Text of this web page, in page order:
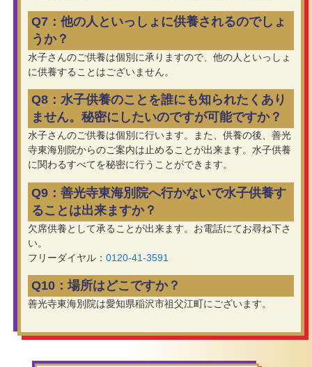
Q7：他の人といっしょに供養されるのでしょ
うか？
水子さんのご供養は個別に承りますので、他の人といっしょ
に供養することはございません。
Q8：水子供養のことを誰にも知られたくあり
ません。秘密にしたいのですが可能ですか？
水子さんのご供養は個別に行います。また、供養の後、善光
寺東海別院からのご案内は止めることが出来ます。水子供養
に関わるすべてを秘密に行うことができます。
Q9：善光寺東海別院へ行かないで水子供養す
ることは出来ますか？
欠席供養として承ることが出来ます。お電話にてお尋ね下さ
い。
フリーダイヤル： 0120-41-3591
Q10：場所はどこですか？
善光寺東海別院は愛知県稲沢市祖父江町にございます。